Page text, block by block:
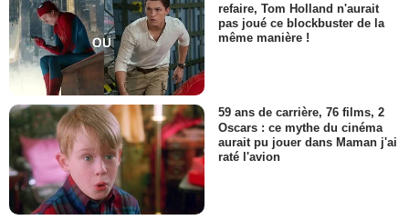
refaire, Tom Holland n'aurait
pas joué ce blockbuster de la
même manière !
59 ans de carrière, 76 films, 2
Oscars : ce mythe du cinéma
aurait pu jouer dans Maman j'ai
raté l'avion